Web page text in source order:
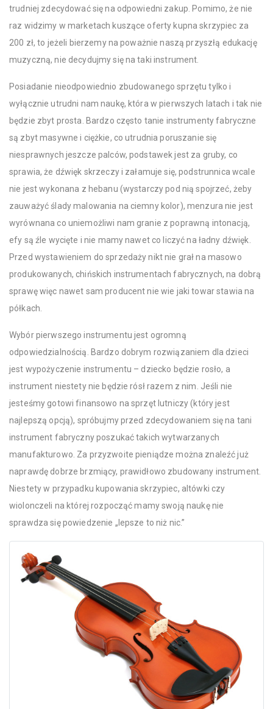
trudniej zdecydować się na odpowiedni zakup. Pomimo, że nie
raz widzimy w marketach kuszące oferty kupna skrzypiec za
200 zł, to jeżeli bierzemy na poważnie naszą przyszłą edukację
muzyczną, nie decydujmy się na taki instrument.
Posiadanie nieodpowiednio zbudowanego sprzętu tylko i
wyłącznie utrudni nam naukę, która w pierwszych latach i tak nie
będzie zbyt prosta. Bardzo często tanie instrumenty fabryczne
są zbyt masywne i ciężkie, co utrudnia poruszanie się
niesprawnych jeszcze palców, podstawek jest za gruby, co
sprawia, że dźwięk skrzeczy i załamuje się, podstrunnica wcale
nie jest wykonana z hebanu (wystarczy pod nią spojrzeć, żeby
zauważyć ślady malowania na ciemny kolor), menzura nie jest
wyrównana co uniemożliwi nam granie z poprawną intonacją,
efy są źle wycięte i nie mamy nawet co liczyć na ładny dźwięk.
Przed wystawieniem do sprzedaży nikt nie grał na masowo
produkowanych, chińskich instrumentach fabrycznych, na dobrą
sprawę więc nawet sam producent nie wie jaki towar stawia na
półkach.
Wybór pierwszego instrumentu jest ogromną
odpowiedzialnością. Bardzo dobrym rozwiązaniem dla dzieci
jest wypożyczenie instrumentu – dziecko będzie rosło, a
instrument niestety nie będzie rósł razem z nim. Jeśli nie
jesteśmy gotowi finansowo na sprzęt lutniczy (który jest
najlepszą opcją), spróbujmy przed zdecydowaniem się na tani
instrument fabryczny poszukać takich wytwarzanych
manufakturowo. Za przyzwoite pieniądze można znaleźć już
naprawdę dobrze brzmiący, prawidłowo zbudowany instrument.
Niestety w przypadku kupowania skrzypiec, altówki czy
wiolonczeli na której rozpocząć mamy swoją naukę nie
sprawdza się powiedzenie „lepsze to niż nic.”